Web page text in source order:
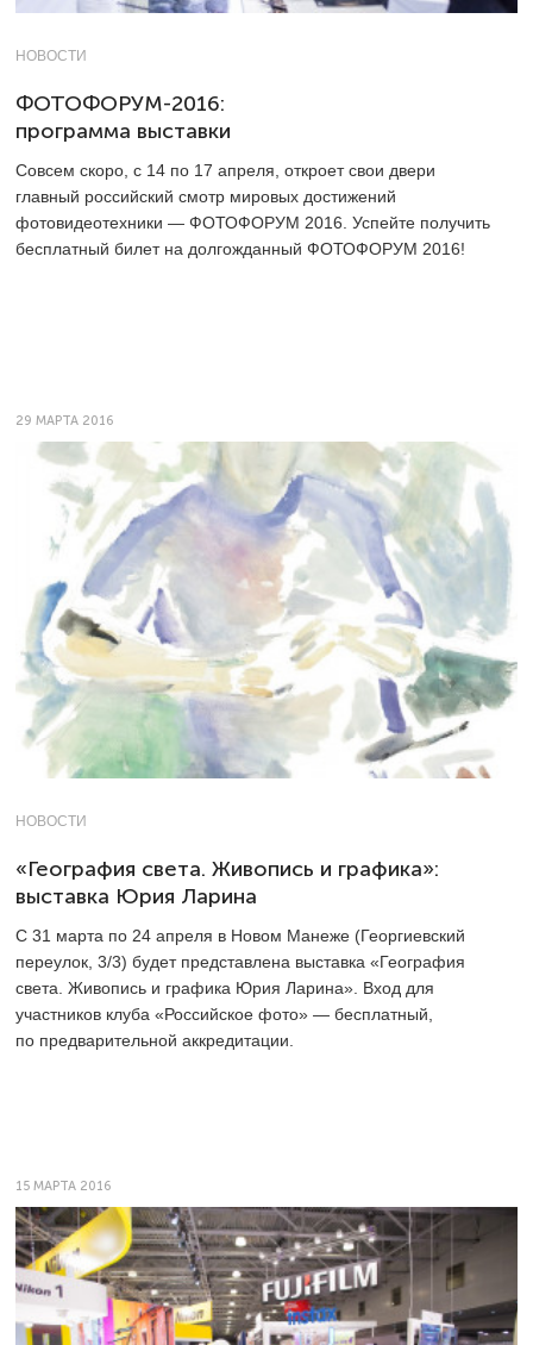
НОВОСТИ
ФОТОФОРУМ-2016:
программа выставки
Совсем скоро, с 14 по 17 апреля, откроет свои двери
главный российский смотр мировых достижений
фотовидеотехники — ФОТОФОРУМ 2016. Успейте получить
бесплатный билет на долгожданный ФОТОФОРУМ 2016!
29 МАРТА 2016
НОВОСТИ
«География света. Живопись и графика»:
выставка Юрия Ларина
С 31 марта по 24 апреля в Новом Манеже (Георгиевский
переулок, 3/3) будет представлена выставка «География
света. Живопись и графика Юрия Ларина». Вход для
участников клуба «Российское фото» — бесплатный,
по предварительной аккредитации.
15 МАРТА 2016